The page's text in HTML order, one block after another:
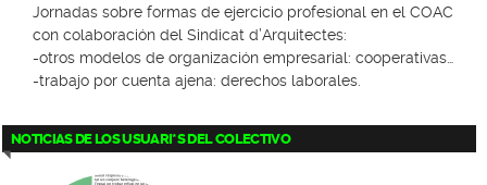
Jornadas sobre formas de ejercicio profesional en el COAC
con colaboración del Sindicat d’Arquitectes:
-otros modelos de organización empresarial: cooperativas…
-trabajo por cuenta ajena: derechos laborales.
NOTICIAS DE LOS USUARI*S DEL COLECTIVO